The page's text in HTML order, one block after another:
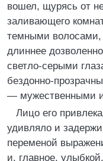
вошел, щурясь от
заливающего
темными волосами,
длиннее
светло-серыми
бездонно-
— мужественными
Лицо его
удивляло и
переменой
и, главное,